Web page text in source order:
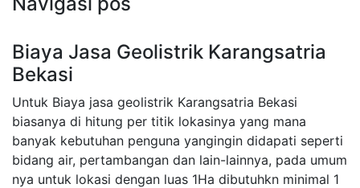
Biaya Jasa Geolistrik Karangsatria
Bekasi
Untuk Biaya jasa geolistrik Karangsatria Bekasi
biasanya di hitung per titik lokasinya yang mana
banyak kebutuhan penguna yangingin didapati seperti
bidang air, pertambangan dan lain-lainnya, pada umum
nya untuk lokasi dengan luas 1Ha dibutuhkn minimal 1